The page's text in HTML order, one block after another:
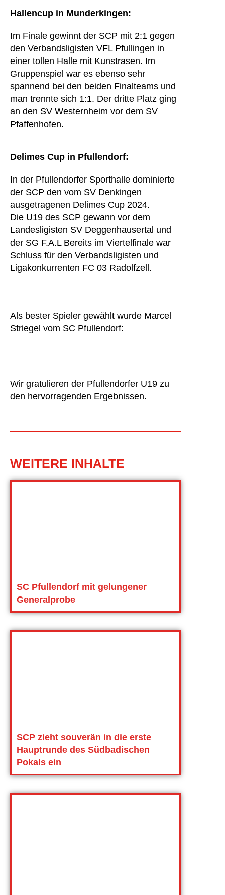
Hallencup in Munderkingen:
Im Finale gewinnt der SCP mit 2:1 gegen
den Verbandsligisten VFL Pfullingen in
einer tollen Halle mit Kunstrasen. Im
Gruppenspiel war es ebenso sehr
spannend bei den beiden Finalteams und
man trennte sich 1:1. Der dritte Platz ging
an den SV Westernheim vor dem SV
Pfaffenhofen.
Delimes Cup in Pfullendorf:
In der Pfullendorfer Sporthalle dominierte
der SCP den vom SV Denkingen
ausgetragenen Delimes Cup 2024.
Die U19 des SCP gewann vor dem
Landesligisten SV Deggenhausertal und
der SG F.A.L Bereits im Viertelfinale war
Schluss für den Verbandsligisten und
Ligakonkurrenten FC 03 Radolfzell.
Als bester Spieler gewählt wurde Marcel
Striegel vom SC Pfullendorf:
Wir gratulieren der Pfullendorfer U19 zu
den hervorragenden Ergebnissen.
WEITERE INHALTE
SC Pfullendorf mit gelungener
Generalprobe
SCP zieht souverän in die erste
Hauptrunde des Südbadischen
Pokals ein